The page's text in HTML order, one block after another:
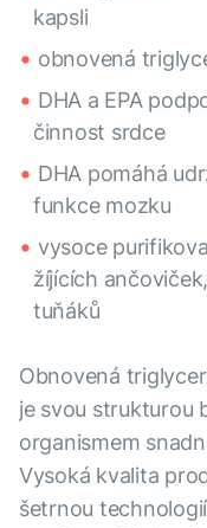
kapsli
obnovená
DHA a EPA
činnost srdce
DHA pomáhá
funkce mozku
vysoce
žíjících
tuňáků
Obnovená
je svou strukturou
organismem
Vysoká kvalita
šetrnou